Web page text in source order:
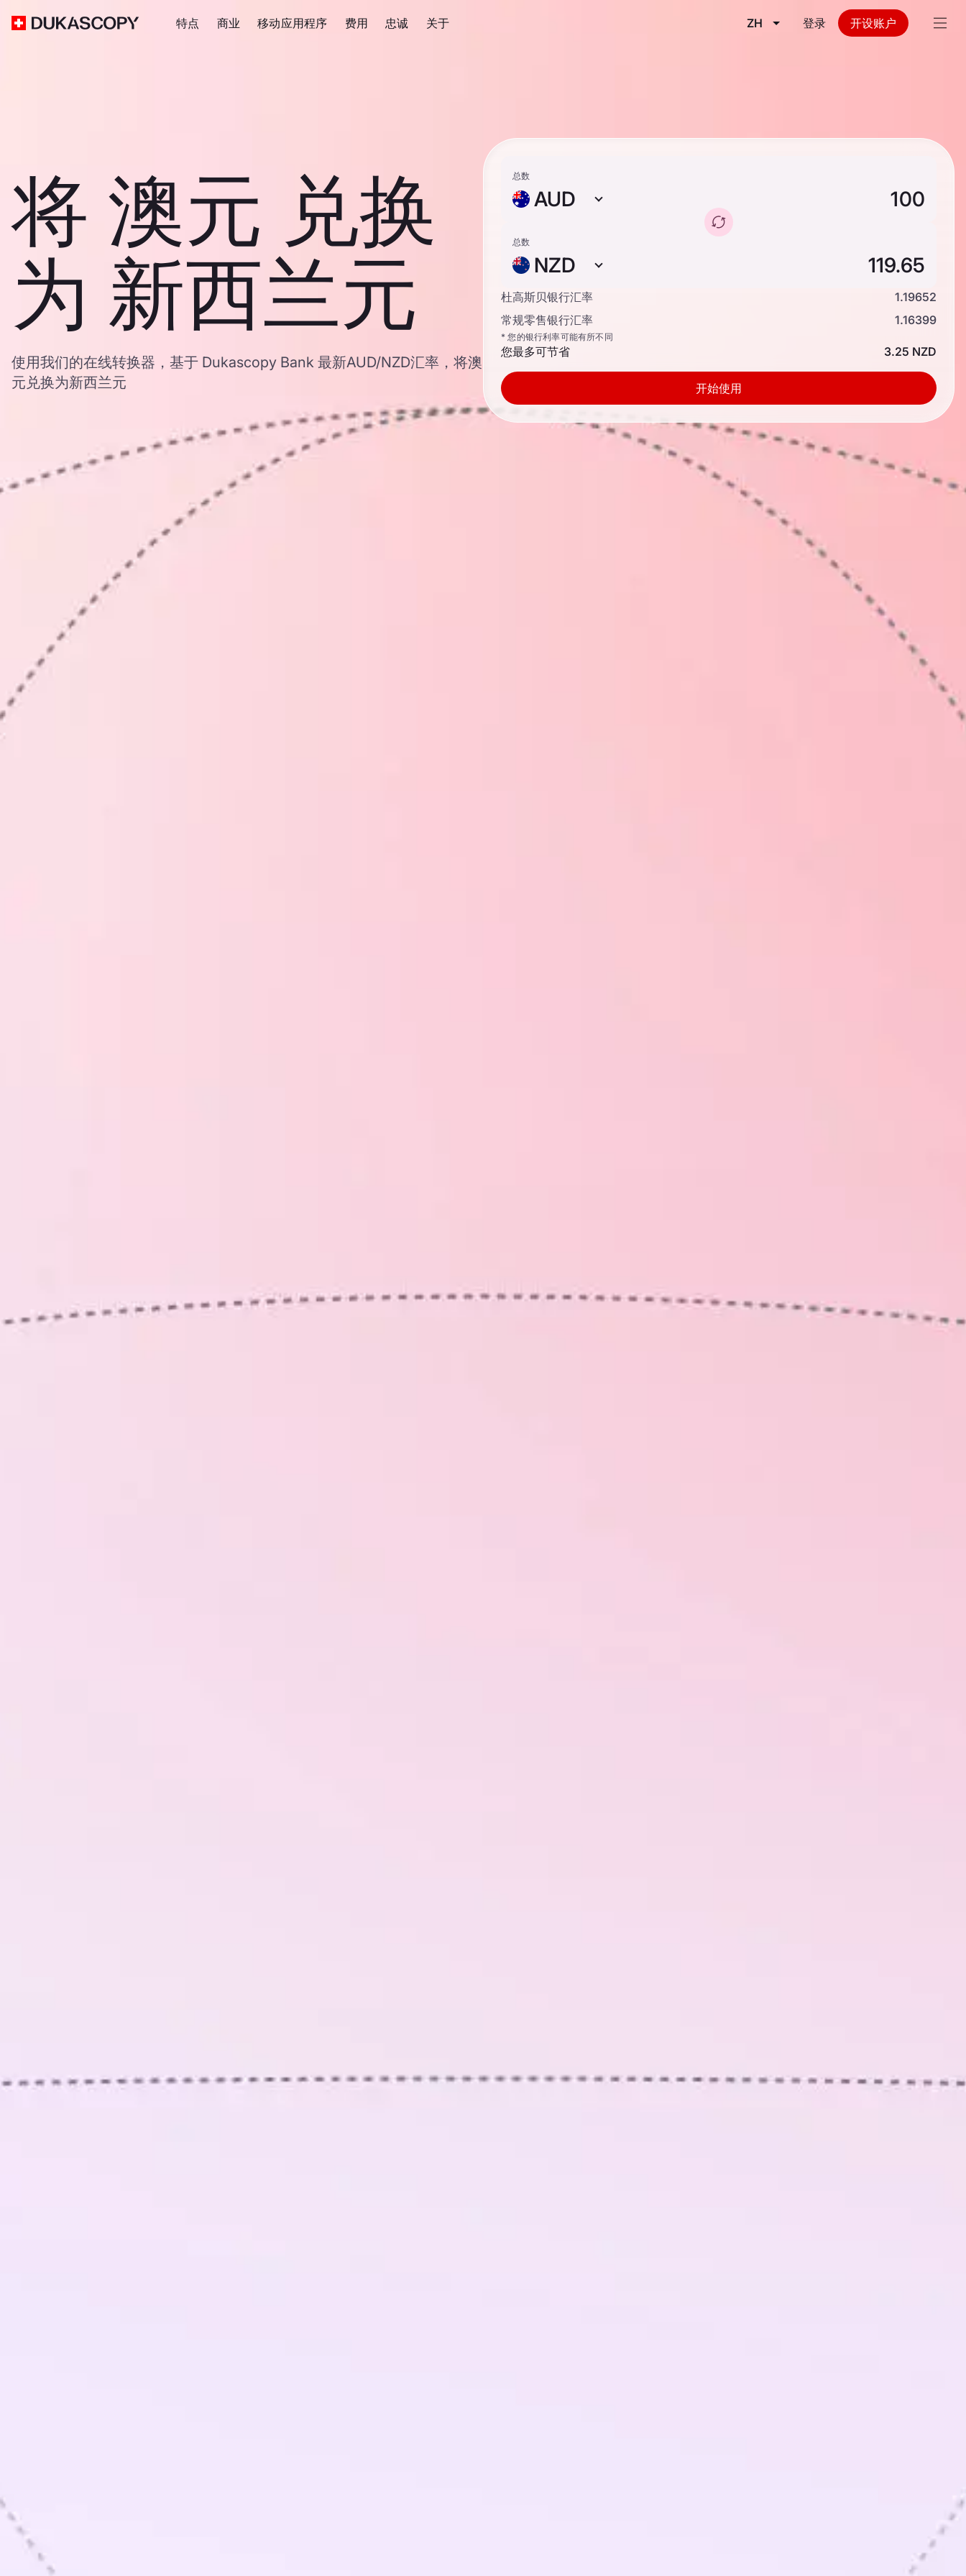
特点 商业 移动应用程序 费用 忠诚 关于 ZH 登录 开设账户
将 澳元 兑换
为 新西兰元
使用我们的在线转换器，基于 Dukascopy Bank 最新AUD/NZD汇率，将澳
元兑换为新西兰元
总数
AUD
总数
NZD
杜高斯贝银行汇率
1.19652
常规零售银行汇率
1.16399
* 您的银行利率可能有所不同
您最多可节省 3.25 NZD
开始使用